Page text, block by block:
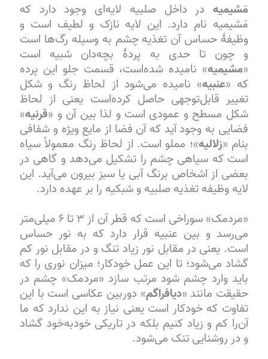
مَشیمیه در داخل صلبیه لایه‌ای وجود دارد که
مَشیمیه نام دارد. این لایه نازک و لطیف است و
وظیفهٔ حساس آن تغذیه چشم به وسیله رگ‌ها است
و چون تا حدی به پردهٔ بچه‌دان شبیه است
«مشیمیه» نامیده شده‌است، قسمت جلو این پرده
که «عنبیه» نامیده می‌شود از لحاظ رنگ و شکل
تغییر قابل‌توجهی حاصل کرده‌است یعنی از لحاظ
شکل مسطح و عمودی است و لذا بین آن و «قرنیه»
فضایی به وجود آید که آن فضا از مایع ویژه و شفافی
بنام «زلالیه»؛ مملو است. از لحاظ رنگ معمولاً سیاه
است که سیاهی چشم را تشکیل می‌دهد و گاهی در
بعضی از اشخاص برنگ آبی یا سبز بیرون می‌آید. این
لایه وظیفه تغذیه صلبیه و شبکیه را بر عهده دارد.
«مردمک» سوراخی است که قطر آن از ۳ تا ۶ میلی‌متر
می‌رسد و بین عنبیه قرار دارد که به نور حساس
است. یعنی در مقابل نور زیاد تنگ و در مقابل نور کم
گشاد می‌شود؛ تا این عمل خودکار؛ میزان نوری را که
باید وارد چشم شود مرتب سازد «مردمک» چشم در
حقیقت مانند «دیافراگم» دوربین عکاسی است با این
تفاوت که خودکار است یعنی نیاز به این ندارد که ما
آن‌را کم و زیاد کنیم بلکه در تاریکی خودبه‌خود گشاد
و در روشنایی تنک می‌شود.